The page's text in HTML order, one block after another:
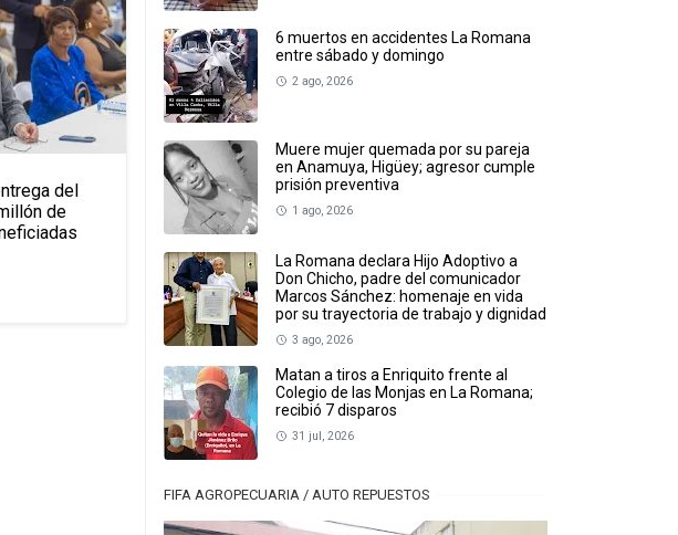
del
de
6 muertos en accidentes La Romana
entre sábado y domingo
2 ago, 2026
Muere mujer quemada por su pareja
en Anamuya, Higüey; agresor cumple
prisión preventiva
1 ago, 2026
La Romana declara Hijo Adoptivo a
Don Chicho, padre del comunicador
Marcos Sánchez: homenaje en vida
por su trayectoria de trabajo y dignidad
3 ago, 2026
Matan a tiros a Enriquito frente al
Colegio de las Monjas en La Romana;
recibió 7 disparos
31 jul, 2026
FIFA AGROPECUARIA / AUTO REPUESTOS